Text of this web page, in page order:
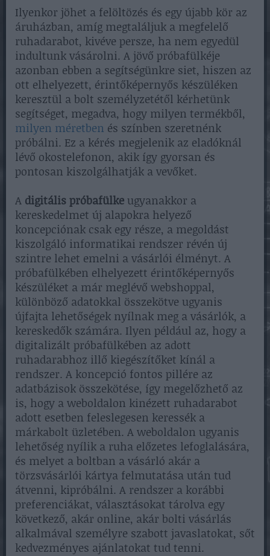
Ilyenkor jöhet a felöltözés és egy újabb kör az
áruházban, amíg megtaláljuk a megfelelő
ruhadarabot, kivéve persze, ha nem egyedül
indultunk vásárolni. A jövő próbafülkéje
azonban ebben a segítségünkre siet, hiszen az
ott elhelyezett, érintőképernyős készüléken
keresztül a bolt személyzetétől kérhetünk
segítséget, megadva, hogy milyen termékből,
milyen méretben és színben szeretnénk
próbálni. Ez a kérés megjelenik az eladóknál
lévő okostelefonon, akik így gyorsan és
pontosan kiszolgálhatják a vevőket.
A digitális próbafülkeugyanakkor a
kereskedelmet új alapokra helyező
koncepciónak csak egy része, a megoldást
kiszolgáló informatikai rendszer révén új
szintre lehet emelni a vásárlói élményt. A
próbafülkében elhelyezett érintőképernyős
készüléket a már meglévő webshoppal,
különböző adatokkal összekötve ugyanis
újfajta lehetőségek nyílnak meg a vásárlók, a
kereskedők számára. Ilyen például az, hogy a
digitalizált próbafülkében az adott
ruhadarabhoz illő kiegészítőket kínál a
rendszer. A koncepció fontos pillére az
adatbázisok összekötése, így megelőzhető az
is, hogy a weboldalon kinézett ruhadarabot
adott esetben feleslegesen keressék a
márkabolt üzletében. A weboldalon ugyanis
lehetőség nyílik a ruha előzetes lefoglalására,
és melyet a boltban a vásárló akár a
törzsvásárlói kártya felmutatása után tud
átvenni, kipróbálni. A rendszer a korábbi
preferenciákat, választásokat tárolva egy
következő, akár online, akár bolti vásárlás
alkalmával személyre szabott javaslatokat, sőt
kedvezményes ajánlatokat tud tenni.